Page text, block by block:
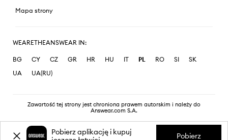
Mapa strony
WEARETHEANSWEAR IN:
BG CY CZ GR HR HU IT PL RO SI
SK
UA
UA(RU)
Zawartość tej strony jest chroniona prawem autorskim i należy do
Answear.com S.A.
Pobierz aplikację i kupuj
Pobierz